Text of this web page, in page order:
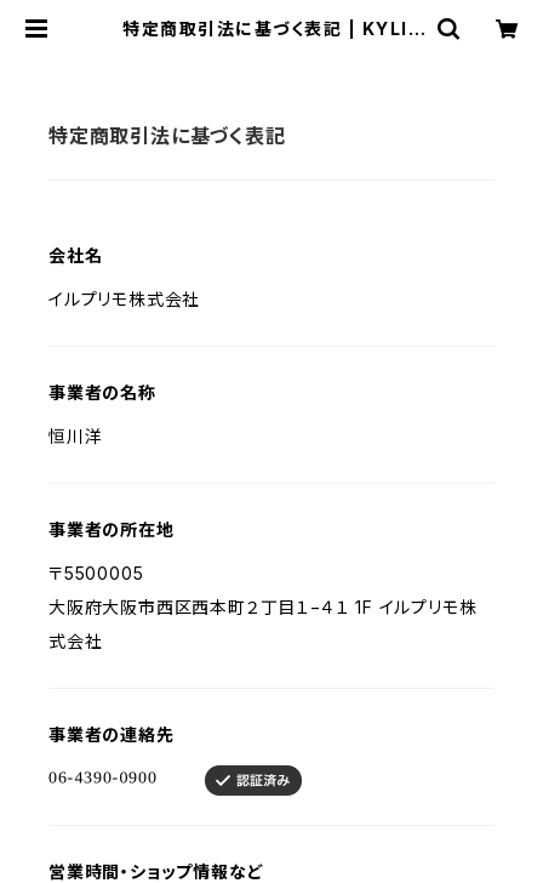
特定商取引法に基づく表記 | KYLIE
特定商取引法に基づく表記
会社名
イルプリモ株式会社
事業者の名称
恒川洋
事業者の所在地
〒5500005
大阪府大阪市西区西本町２丁目１−４１ 1F イルプリモ株
式会社
事業者の連絡先
営業時間・ショップ情報など